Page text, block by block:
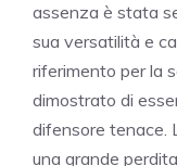
assenza è stata
sua versatilità e
riferimento per la
dimostrato di
difensore tenace.
una grande